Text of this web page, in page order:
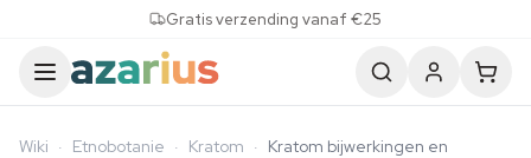
Gratis verzending vanaf €25
Wiki · Etnobotanie · Kratom · Kratom bijwerkingen en